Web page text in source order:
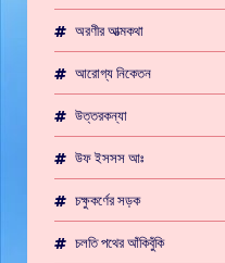
অরণীর আত্মকথা
আরোগ্য নিকেতন
উত্তরকন্যা
উফ ইসসস আঃ
চক্ষুকর্ণের সড়ক
চলতি পথের আঁকিবুঁকি